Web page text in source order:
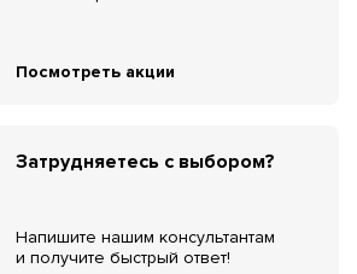
Посмотреть акции
Затрудняетесь с выбором?
Напишите нашим консультантам
и получите быстрый ответ!